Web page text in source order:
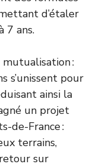
d’étaler
7 ans.
:
s’unissent pour
ainsi la
un projet
de-France :
terrains,
sur